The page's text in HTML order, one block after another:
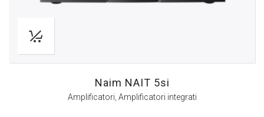
Naim NAIT 5si
Amplificatori Amplificatori integrati